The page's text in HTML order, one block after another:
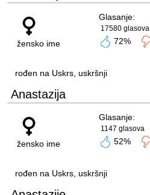
žensko ime
Glasanje:
17580 glasova
72%
rođen na Uskrs, uskršnji
Anastazija
žensko ime
Glasanje:
1147 glasova
52%
rođen na Uskrs, uskršnji